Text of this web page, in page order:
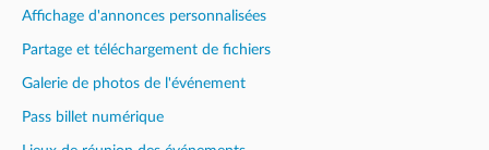
Affichage d'annonces personnalisées
Partage et téléchargement de fichiers
Galerie de photos de l'événement
Pass billet numérique